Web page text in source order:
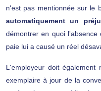
n'est pas mentionnée sur le
automatiquement un
démontrer en quoi
paie lui a causé un réel
L'employeur doit également
exemplaire à jour de la